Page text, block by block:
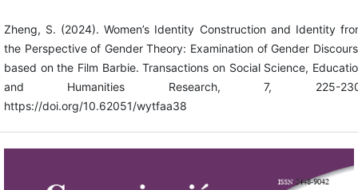
Zheng, S. (2024). Women’s Identity Construction and Identity
the Perspective of Gender Theory: Examination of Gender
based on the Film Barbie. Transactions on Social Science,
and Humanities Research, 7, 225-
https://doi.org/10.62051/wytfaa38